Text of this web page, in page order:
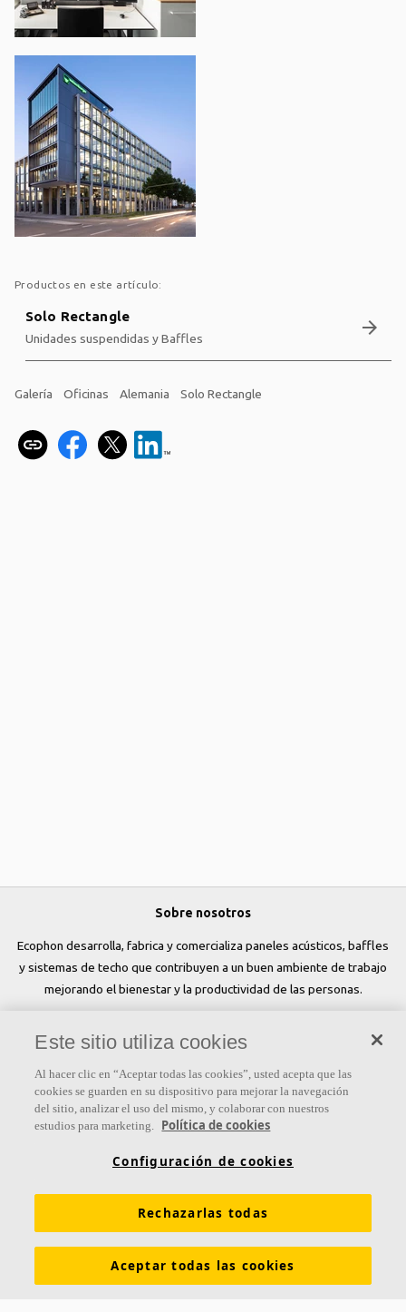
Productos en este artículo:
Solo Rectangle
Unidades suspendidas y Baffles arrow_forward
Galería Oficinas Alemania Solo Rectangle
Sobre nosotros
Ecophon desarrolla, fabrica y comercializa paneles acústicos, baffles
y sistemas de techo que contribuyen a un buen ambiente de trabajo
mejorando el bienestar y la productividad de las personas.
Links
Herramientas y servicios Propiedades funcionales
Glosario Sostenibilidad Ventilación Difusa
Este sitio utiliza cookies
Al hacer clic en “Aceptar todas las cookies”, usted acepta que las
cookies se guarden en su dispositivo para mejorar la navegación
del sitio, analizar el uso del mismo, y colaborar con nuestros
estudios para marketing. Política de cookies
Configuración de cookies
Rechazarlas todas
Aceptar todas las cookies